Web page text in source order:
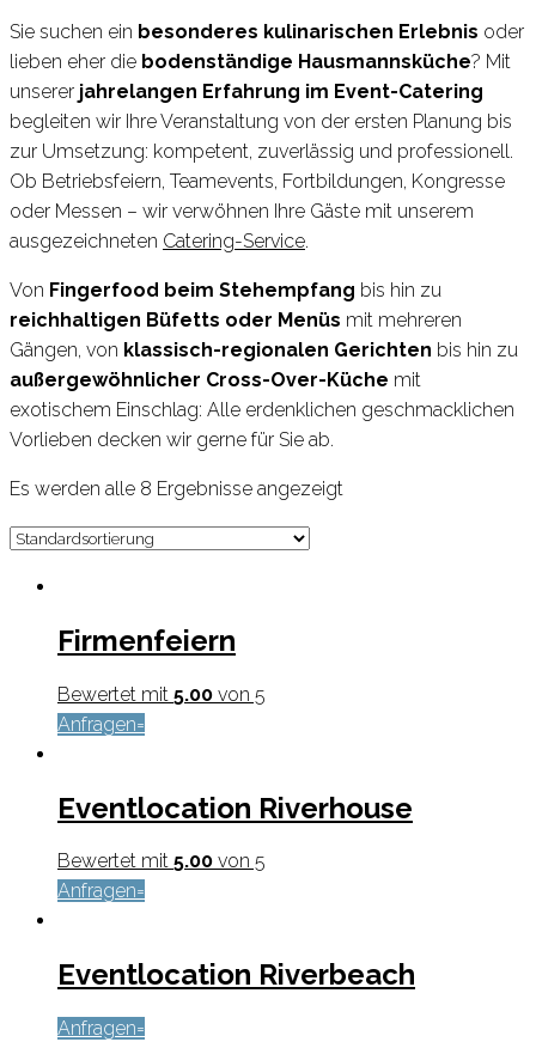
Sie suchen ein besonderes kulinarischen Erlebnis oder
lieben eher die bodenständige Hausmannsküche? Mit
unserer jahrelangen Erfahrung im Event-Catering
begleiten wir Ihre Veranstaltung von der ersten Planung bis
zur Umsetzung: kompetent, zuverlässig und professionell.
Ob Betriebsfeiern, Teamevents, Fortbildungen, Kongresse
oder Messen – wir verwöhnen Ihre Gäste mit unserem
ausgezeichneten Catering-Service.
Von Fingerfood beim Stehempfang bis hin zu
reichhaltigen Büfetts oder Menüs mit mehreren
Gängen, von klassisch-regionalen Gerichten bis hin zu
außergewöhnlicher Cross-Over-Küche mit
exotischem Einschlag: Alle erdenklichen geschmacklichen
Vorlieben decken wir gerne für Sie ab.
Es werden alle 8 Ergebnisse angezeigt
Firmenfeiern
Bewertet mit 5.00 von 5
Anfragen
Eventlocation Riverhouse
Bewertet mit 5.00 von 5
Anfragen
Eventlocation Riverbeach
Anfragen